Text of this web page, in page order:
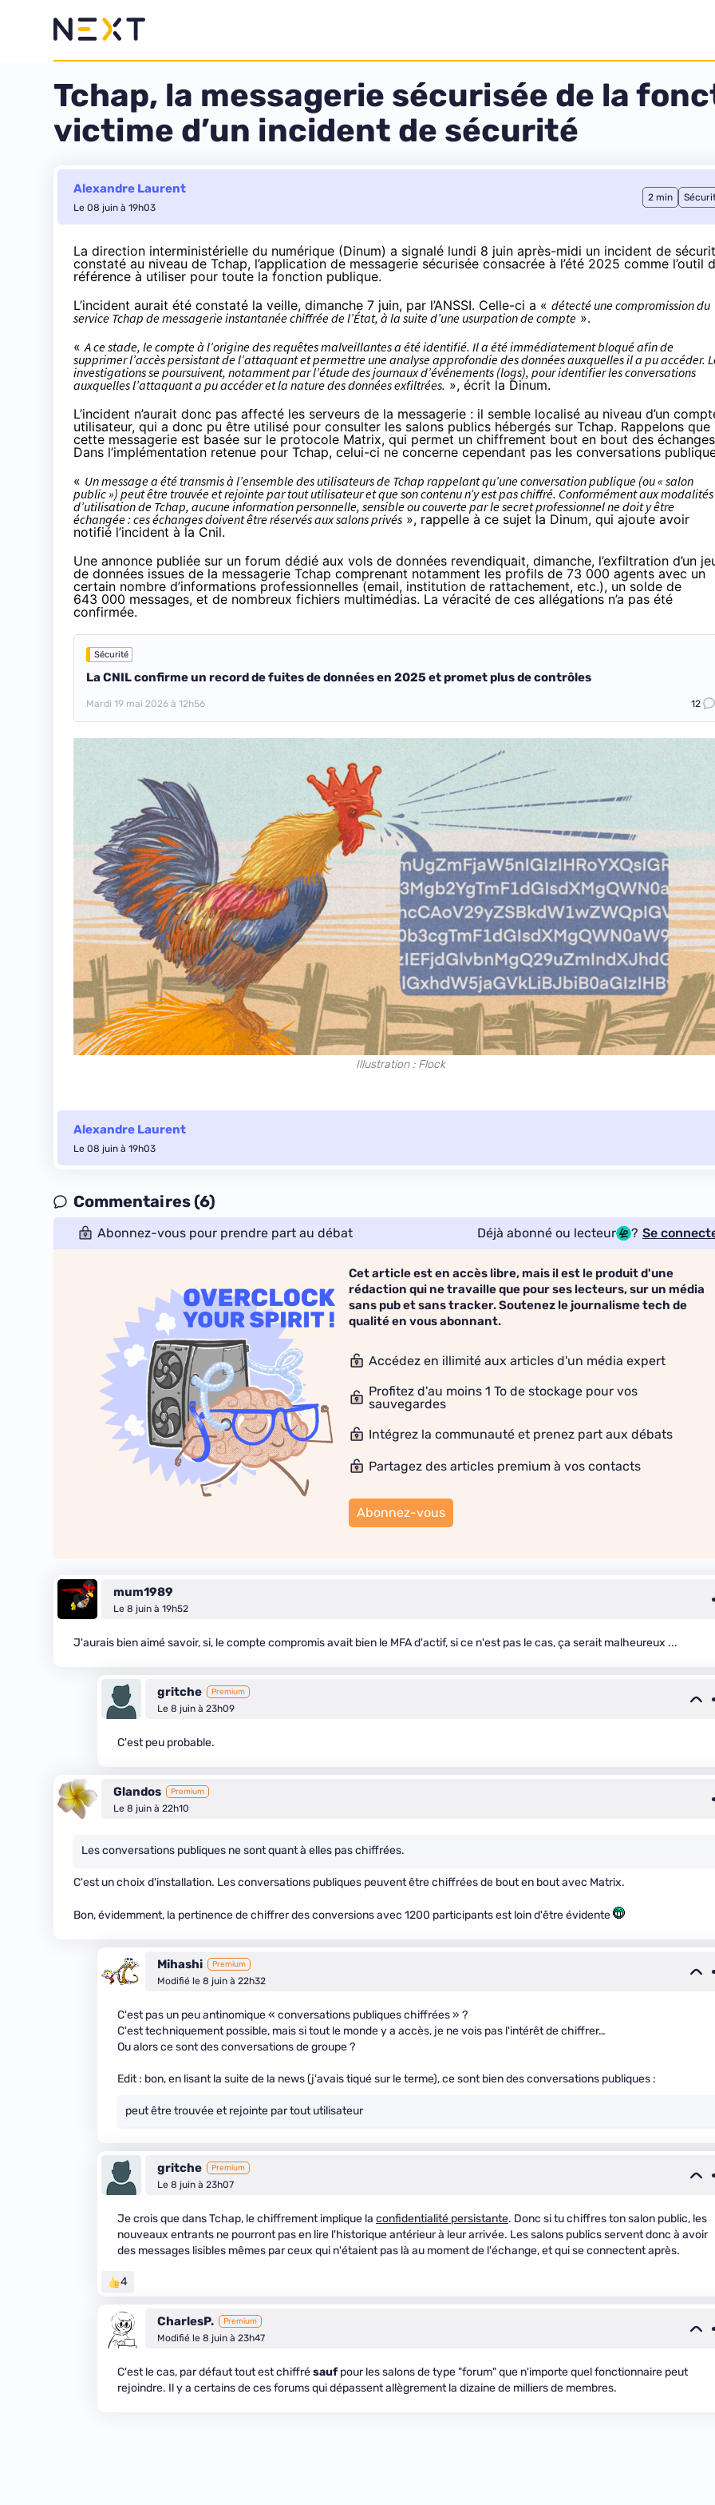
Tchap, la messagerie sécurisée de la
victime d’un incident de sécurité
Alexandre Laurent
Le 08 juin à 19h03
2 min
La direction interministérielle du numérique (Dinum) a signalé lundi 8 juin après-midi un incident de
constaté au niveau de Tchap, l’application de messagerie sécurisée consacrée à l’été 2025 comme l’outil
référence à utiliser pour toute la fonction publique.
L’incident aurait été constaté la veille, dimanche 7 juin, par l’ANSSI. Celle-ci a « détecté une compromission du
service Tchap de messagerie instantanée chiffrée de l’État, à la suite d’une usurpation de compte ».
«A ce stade, le compte à l’origine des requêtes malveillantes a été identifié. Il a été immédiatement bloqué afin de
supprimer l’accès persistant de l’attaquant et permettre une analyse approfondie des données auxquelles il a pu accéder.
investigations se poursuivent, notamment par l’étude des journaux d’événements (logs), pour identifier les conversations
auxquelles l’attaquant a pu accéder et la nature des données exfiltrées. », écrit la Dinum.
L’incident n’aurait donc pas affecté les serveurs de la messagerie : il semble localisé au niveau d’un
utilisateur, qui a donc pu être utilisé pour consulter les salons publics hébergés sur Tchap. Rappelons que
cette messagerie est basée sur le protocole Matrix, qui permet un chiffrement bout en bout des
Dans l’implémentation retenue pour Tchap, celui-ci ne concerne cependant pas les conversations
« Un message a été transmis à l’ensemble des utilisateurs de Tchap rappelant qu’une conversation publique (ou « salon
public ») peut être trouvée et rejointe par tout utilisateur et que son contenu n’y est pas chiffré. Conformément aux modalités
d’utilisation de Tchap, aucune information personnelle, sensible ou couverte par le secret professionnel ne doit y être
échangée : ces échanges doivent être réservés aux salons privés », rappelle à ce sujet la Dinum, qui ajoute avoir
notifié l’incident à la Cnil.
Une annonce publiée sur un forum dédié aux vols de données revendiquait, dimanche, l’exfiltration d’un
de données issues de la messagerie Tchap comprenant notamment les profils de 73 000 agents avec un
certain nombre d’informations professionnelles (email, institution de rattachement, etc.), un solde de
643 000 messages, et de nombreux fichiers multimédias. La véracité de ces allégations n’a pas été
confirmée.
Sécurité
La CNIL confirme un record de fuites de données en 2025 et promet plus de contrôles
Mardi 19 mai 2026 à 12h56 12
Illustration : Flock
Alexandre Laurent
Le 08 juin à 19h03
Commentaires (6)
Abonnez-vous pour prendre part au débat Déjà abonné ou lecteur ? Se
Cet article est en accès libre, mais il est le produit d'une
rédaction qui ne travaille que pour ses lecteurs, sur un média
sans pub et sans tracker. Soutenez le journalisme tech de
qualité en vous abonnant.
Accédez en illimité aux articles d'un média expert
Profitez d'au moins 1 To de stockage pour vos
sauvegardes
Intégrez la communauté et prenez part aux débats
Partagez des articles premium à vos contacts
Abonnez-vous
mum1989
Le 8 juin à 19h52
J'aurais bien aimé savoir, si, le compte compromis avait bien le MFA d'actif, si ce n'est pas le cas, ça serait malheureux ...
gritche Premium
Le 8 juin à 23h09
C'est peu probable.
Glandos Premium
Le 8 juin à 22h10
Les conversations publiques ne sont quant à elles pas chiffrées.
C'est un choix d'installation. Les conversations publiques peuvent être chiffrées de bout en bout avec Matrix.
Bon, évidemment, la pertinence de chiffrer des conversions avec 1200 participants est loin d'être évidente
Mihashi Premium
Modifié le 8 juin à 22h32
C'est pas un peu antinomique « conversations publiques chiffrées » ?
C'est techniquement possible, mais si tout le monde y a accès, je ne vois pas l'intérêt de chiffrer…
Ou alors ce sont des conversations de groupe ?
Edit : bon, en lisant la suite de la news (j'avais tiqué sur le terme), ce sont bien des conversations publiques :
peut être trouvée et rejointe par tout utilisateur
gritche Premium
Le 8 juin à 23h07
Je crois que dans Tchap, le chiffrement implique la confidentialité persistante. Donc si tu chiffres ton salon public, les
nouveaux entrants ne pourront pas en lire l'historique antérieur à leur arrivée. Les salons publics servent donc à avoir
des messages lisibles mêmes par ceux qui n'étaient pas là au moment de l'échange, et qui se connectent après.
4
CharlesP. Premium
Modifié le 8 juin à 23h47
C'est le cas, par défaut tout est chiffrésaufpour les salons de type "forum" que n'importe quel fonctionnaire peut
rejoindre. Il y a certains de ces forums qui dépassent allègrement la dizaine de milliers de membres.